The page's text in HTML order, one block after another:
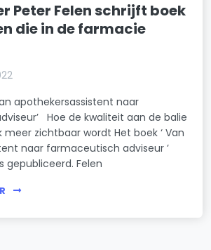
Peter Felen schrijft boek
die in de farmacie
apothekersassistent naar
Hoe de kwaliteit aan de balie
zichtbaar wordt Het boek ‘ Van
naar farmaceutisch adviseur ’
gepubliceerd. Felen